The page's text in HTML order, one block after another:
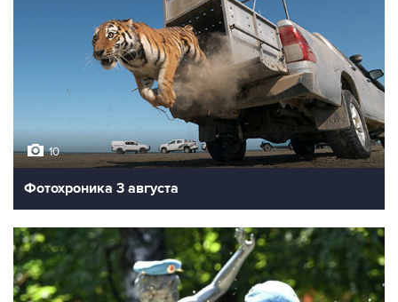
10
Фотохроника 3 августа